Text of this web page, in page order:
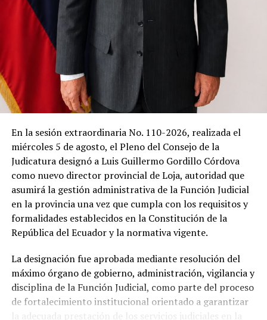
Algunos abrazaban a sus hijos con una fuerza distinta,
como quien ha descubierto que la vida puede cambiar en
cuestión de segundos. El viento apenas movía las hojas
de los arboles. Sobre las piedras todavía podían
observarse las cicatrices del deslave.
Allí, en medio del silencio, el padre Telmo Vinicio Girón
inició la eucaristía.
Las primeras palabras apenas lograron romper la
quietud.
Después llegaron las lágrimas.
Porque cuando una comunidad pierde diecinueve vidas
en una sola madrugada, las oraciones dejan de ser un
ritual religioso para convertirse en un acto colectivo de
supervivencia.
Hay nombres que ya descansan. Hay
otros que siguen esperando
En la sesión extraordinaria No. 110-2026, realizada el
miércoles 5 de agosto, el Pleno del Consejo de la
Judicatura designó a Luis Guillermo Gordillo Córdova
como nuevo director provincial de Loja, autoridad que
asumirá la gestión administrativa de la Función Judicial
en la provincia una vez que cumpla con los requisitos y
formalidades establecidos en la Constitución de la
República del Ecuador y la normativa vigente.
La designación fue aprobada mediante resolución del
máximo órgano de gobierno, administración, vigilancia y
disciplina de la Función Judicial, como parte del proceso
de fortalecimiento institucional orientado a garantizar
la adecuada prestación de los servicios judiciales en la